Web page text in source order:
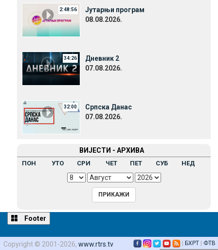
2:48:56
Јутарњи програм
08.08.2026.
34:26
Дневник 2
07.08.2026.
32:00
Српска Данас
07.08.2026.
ВИЈЕСТИ - АРХИВА
ПОН УТО СРИ ЧЕТ ПЕТ СУБ НЕД
Footer
Copyright © 2001-2026, www.rtrs.tv | БХРТ | ФТВ